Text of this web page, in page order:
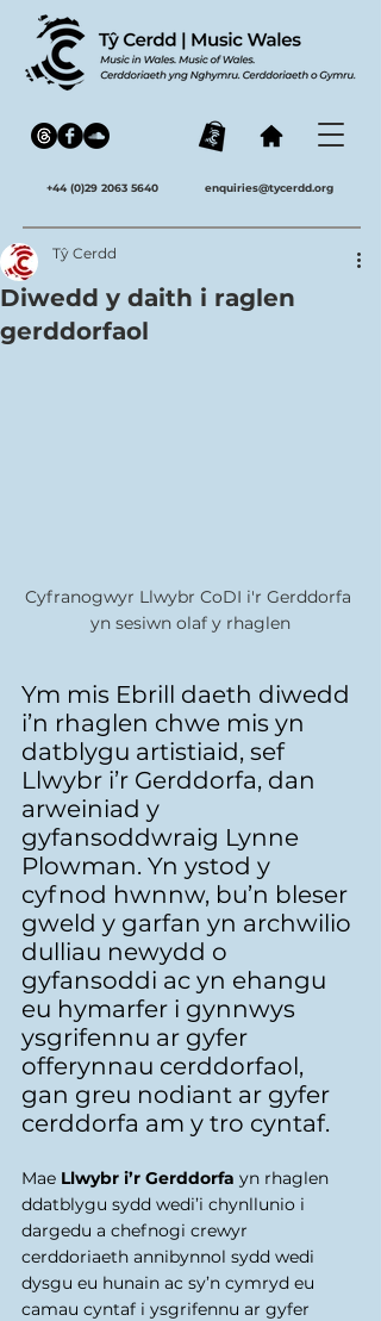
+44 (0)29 2063 5640 enquiries@tycerdd.org
Diwedd y daith i raglen
gerddorfaol
Tŷ Cerdd
Cyfranogwyr Llwybr CoDI i'r Gerddorfa
yn sesiwn olaf y rhaglen
Ym mis Ebrill daeth diwedd
i’n rhaglen chwe mis yn
datblygu artistiaid, sef
Llwybr i’r Gerddorfa, dan
arweiniad y
gyfansoddwraig Lynne
Plowman. Yn ystod y
cyfnod hwnnw, bu’n bleser
gweld y garfan yn archwilio
dulliau newydd o
gyfansoddi ac yn ehangu
eu hymarfer i gynnwys
ysgrifennu ar gyfer
offerynnau cerddorfaol,
gan greu nodiant ar gyfer
cerddorfa am y tro cyntaf.
Mae Llwybr i’r Gerddorfa yn rhaglen
ddatblygu sydd wedi’i chynllunio i
dargedu a chefnogi crewyr
cerddoriaeth annibynnol sydd wedi
dysgu eu hunain ac sy’n cymryd eu
camau cyntaf i ysgrifennu ar gyfer